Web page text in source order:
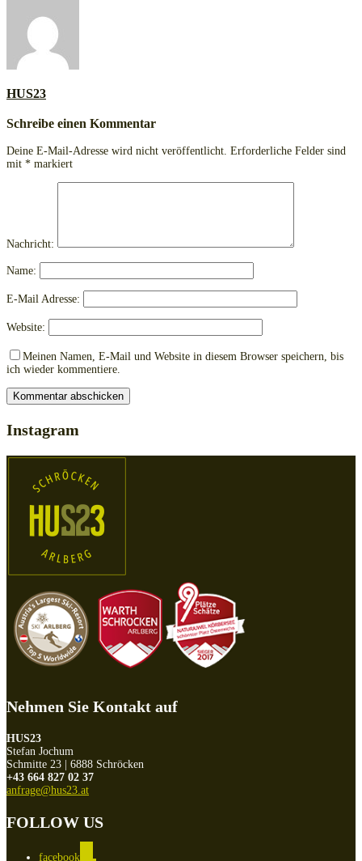
HUS23
Schreibe einen Kommentar
Deine E-Mail-Adresse wird nicht veröffentlicht. Erforderliche Felder sind
mit * markiert
Nachricht:
Name:
E-Mail Adresse:
Website:
Meinen Namen, E-Mail und Website in diesem Browser speichern, bis
ich wieder kommentiere.
Instagram
Nehmen Sie Kontakt auf
HUS23
Stefan Jochum
Schmitte 23 | 6888 Schröcken
+43 664 827 02 37
anfrage@hus23.at
FOLLOW US
facebook